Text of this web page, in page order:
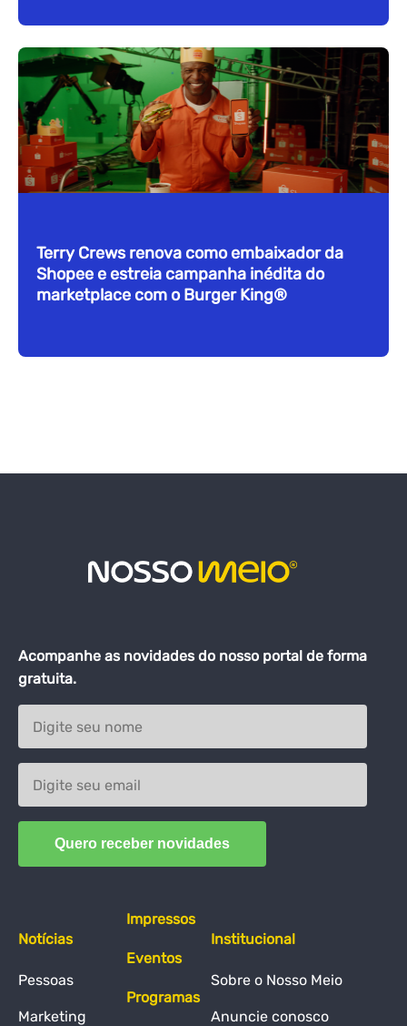
Terry Crews renova como embaixador da
Shopee e estreia campanha inédita do
marketplace com o Burger King®
Acompanhe as novidades do nosso portal de forma
gratuita.
Notícias
Pessoas
Marketing
Impressos
Eventos
Programas
Institucional
Sobre o Nosso Meio
Anuncie conosco